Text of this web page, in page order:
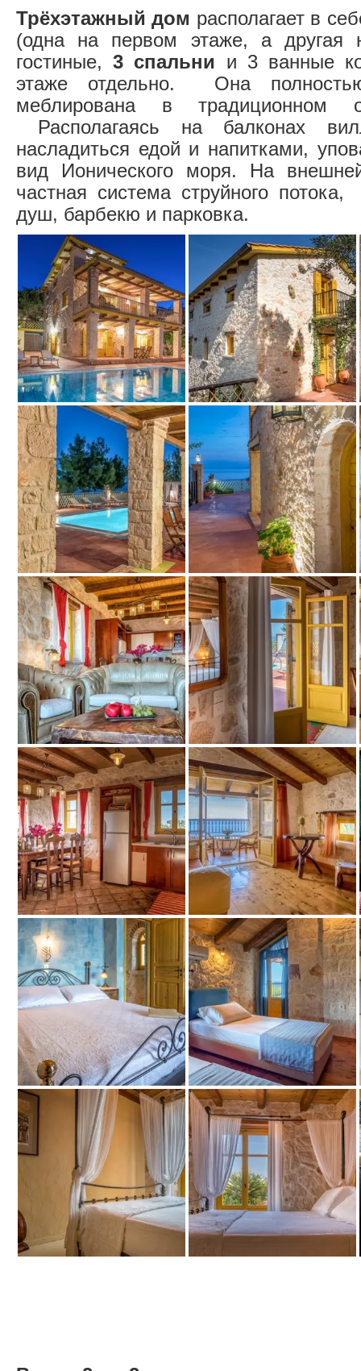
Трёхэтажный дом располагает в
(одна на первом этаже, а другая
гостиные,3 спальни и 3 ванные
этаже отдельно. Она
меблирована в традиционном
Располагаясь на балконах
насладиться едой и напитками,
вид Ионического моря. На
частная система струйного
душ, барбекю и парковка.